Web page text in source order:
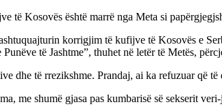
të Kosovës është marrë nga Meta si
korrigjim të kufijve të Kosovës e
të Jashtme”, thuhet në letër të Metës,
dhe të rrezikshme. Prandaj, ai ka refuzuar që
me shumë gjasa pas kumbarisë së sekserit